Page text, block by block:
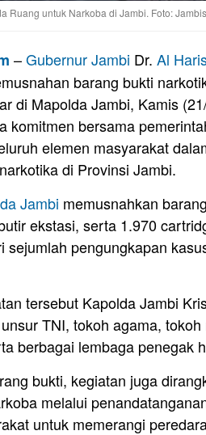
Ruang untuk Narkoba di Jambi. Foto:
–Gubernur Jambi Dr. Al
barang bukti
di Mapolda Jambi, Kamis
komitmen bersama
elemen masyarakat
di Provinsi Jambi.
Jambi memusnahkan
ekstasi, serta 1.970
sejumlah pengungkapan
tersebut Kapolda Jambi
TNI, tokoh agama,
berbagai lembaga penegak
bukti, kegiatan juga
melalui
untuk memerangi